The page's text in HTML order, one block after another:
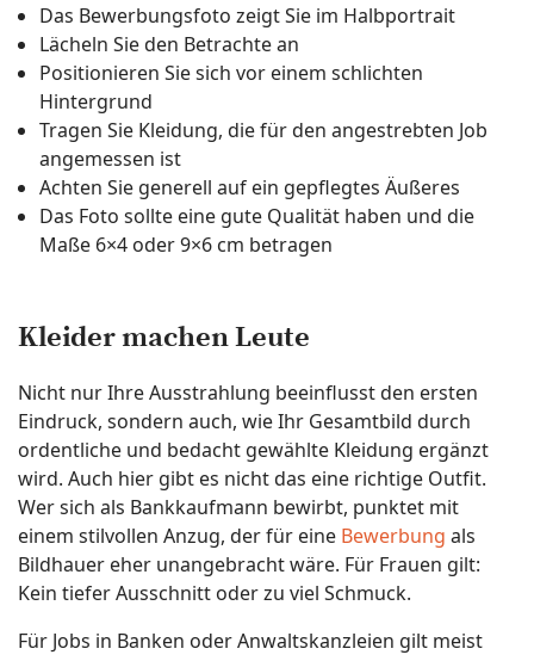
Das Bewerbungsfoto zeigt Sie im Halbportrait
Lächeln Sie den Betrachte an
Positionieren Sie sich vor einem schlichten
Hintergrund
Tragen Sie Kleidung, die für den angestrebten Job
angemessen ist
Achten Sie generell auf ein gepflegtes Äußeres
Das Foto sollte eine gute Qualität haben und die
Maße 6×4 oder 9×6 cm betragen
Kleider machen Leute
Nicht nur Ihre Ausstrahlung beeinflusst den ersten
Eindruck, sondern auch, wie Ihr Gesamtbild durch
ordentliche und bedacht gewählte Kleidung ergänzt
wird. Auch hier gibt es nicht das eine richtige Outfit.
Wer sich als Bankkaufmann bewirbt, punktet mit
einem stilvollen Anzug, der für eine Bewerbung als
Bildhauer eher unangebracht wäre. Für Frauen gilt:
Kein tiefer Ausschnitt oder zu viel Schmuck.
Für Jobs in Banken oder Anwaltskanzleien gilt meist